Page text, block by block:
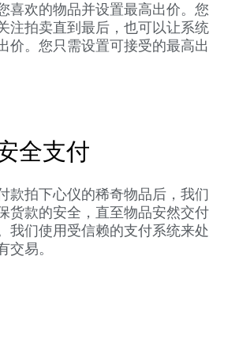
喜欢的物品并设置最高出价。您
注拍卖直到最后，也可以让系统
价。您只需设置可接受的最高出
全支付
款拍下心仪的稀奇物品后，我们
货款的安全，直至物品安然交付
我们使用受信赖的支付系统来处
交易。